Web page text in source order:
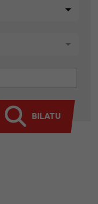
BILATU